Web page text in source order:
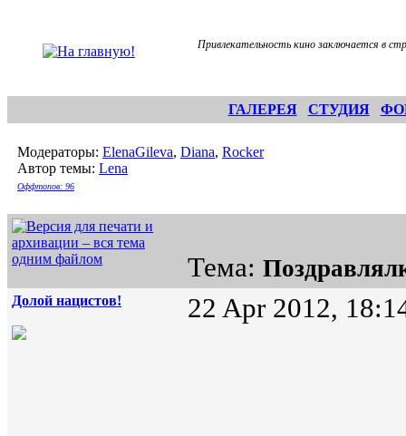
Привлекательность кино заключается в
ГАЛЕРЕЯ СТУДИЯ
Модераторы: ElenaGileva, Diana, Rocker
Автор темы: Lena
Оффтопов: 96
Тема:
Долой нацистов! 22 Apr 2012,